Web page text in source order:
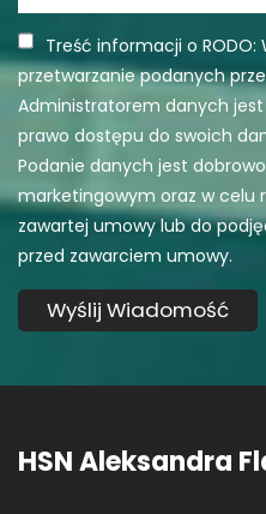
Treść informacji o RODO:
przetwarzanie podanych
Administratorem danych jest
prawo dostępu do swoich
Podanie danych jest
marketingowym oraz w celu
zawartej umowy lub do
przed zawarciem umowy.
HSN Aleksandra